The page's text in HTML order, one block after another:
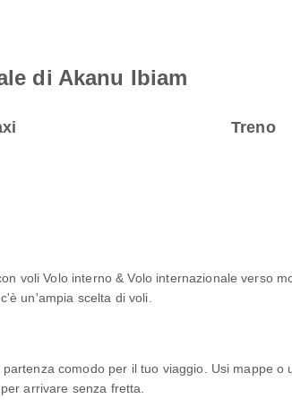
di Akanu Ibiam
Treno
voli Volo interno & Volo internazionale verso
un'ampia scelta di voli.
comodo per il tuo viaggio. Usi mappe o
arrivare senza fretta.